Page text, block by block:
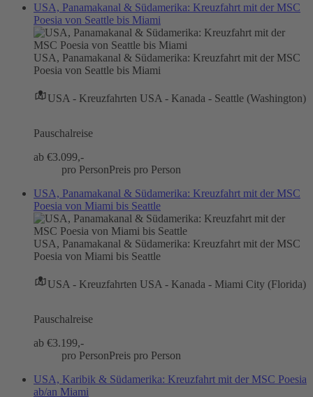
USA, Panamakanal & Südamerika: Kreuzfahrt mit der MSC
Poesia von Seattle bis Miami
USA, Panamakanal & Südamerika: Kreuzfahrt mit der MSC
Poesia von Seattle bis Miami
USA - Kreuzfahrten USA - Kanada - Seattle (Washington)
Pauschalreise
ab €3.099,-
pro PersonPreis pro Person
USA, Panamakanal & Südamerika: Kreuzfahrt mit der MSC
Poesia von Miami bis Seattle
USA, Panamakanal & Südamerika: Kreuzfahrt mit der MSC
Poesia von Miami bis Seattle
USA - Kreuzfahrten USA - Kanada - Miami City (Florida)
Pauschalreise
ab €3.199,-
pro PersonPreis pro Person
USA, Karibik & Südamerika: Kreuzfahrt mit der MSC Poesia
ab/an Miami